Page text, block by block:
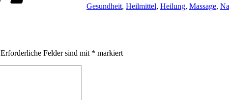
Gesundheit, Heilmittel, Heilung, Massage,
Erforderliche Felder sind mit * markiert